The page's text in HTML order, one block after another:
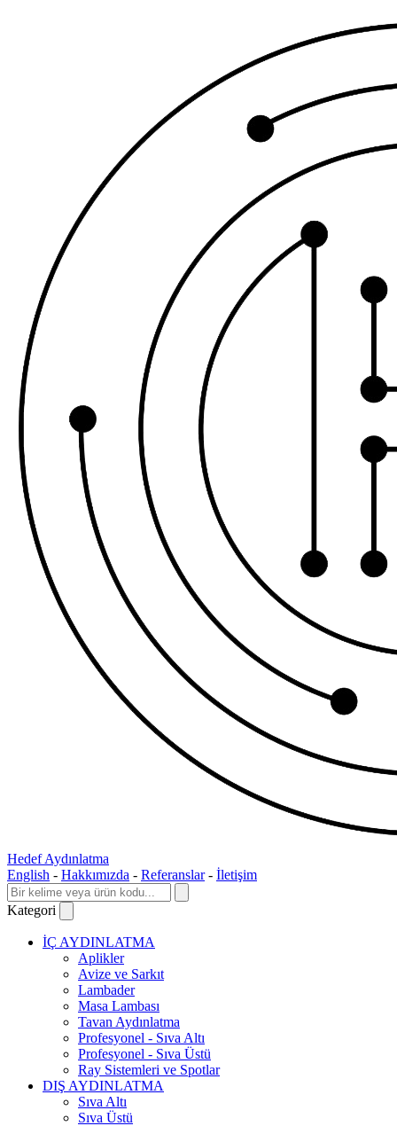
Hedef Aydınlatma
English - Hakkımızda - Referanslar - İletişim
Kategori
İÇ AYDINLATMA
Aplikler
Avize ve Sarkıt
Lambader
Masa Lambası
Tavan Aydınlatma
Profesyonel - Sıva Altı
Profesyonel - Sıva Üstü
Ray Sistemleri ve Spotlar
DIŞ AYDINLATMA
Sıva Altı
Sıva Üstü